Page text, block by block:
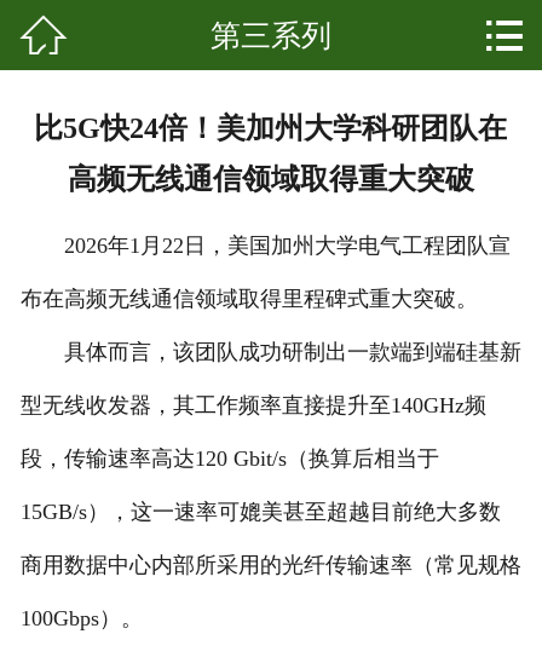
科普知识
发展起源
联系我们
客户留言
 第三系列 
比5G快24倍！美加州大学科研团队在
高频无线通信领域取得重大突破
2026年1月22日，美国加州大学电气工程团队宣
布在高频无线通信领域取得里程碑式重大突破。
具体而言，该团队成功研制出一款端到端硅基新
型无线收发器，其工作频率直接提升至140GHz频
段，传输速率高达120 Gbit/s（换算后相当于
15GB/s），这一速率可媲美甚至超越目前绝大多数
商用数据中心内部所采用的光纤传输速率（常见规格
100Gbps）。